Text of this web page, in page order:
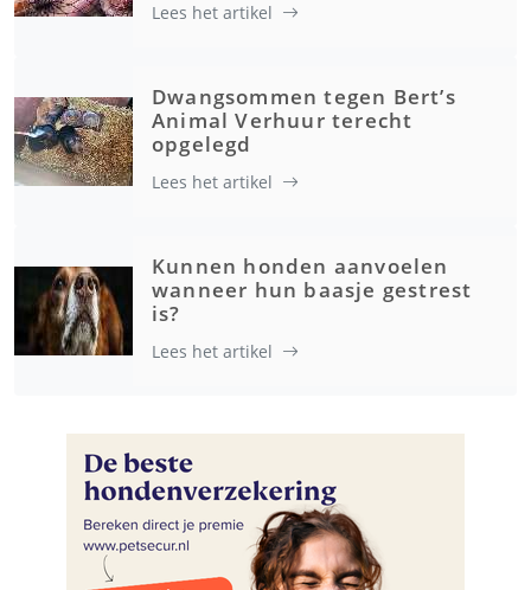
Lees het artikel
Dwangsommen tegen Bert’s
Animal Verhuur terecht
opgelegd
Lees het artikel
Kunnen honden aanvoelen
wanneer hun baasje gestrest
is?
Lees het artikel